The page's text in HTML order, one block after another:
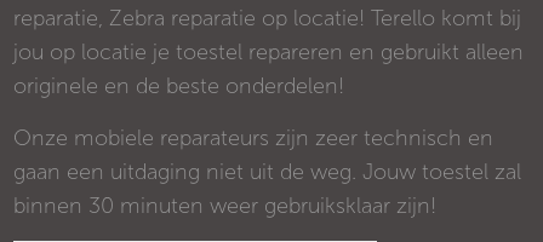
reparatie, Zebra reparatie op locatie! Terello komt bij
jou op locatie je toestel repareren en gebruikt alleen
originele en de beste onderdelen!
Onze mobiele reparateurs zijn zeer technisch en
gaan een uitdaging niet uit de weg. Jouw toestel zal
binnen 30 minuten weer gebruiksklaar zijn!